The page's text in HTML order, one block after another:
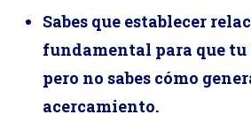
Sabes que establecer
fundamental para que tu
pero no sabes cómo
acercamiento.